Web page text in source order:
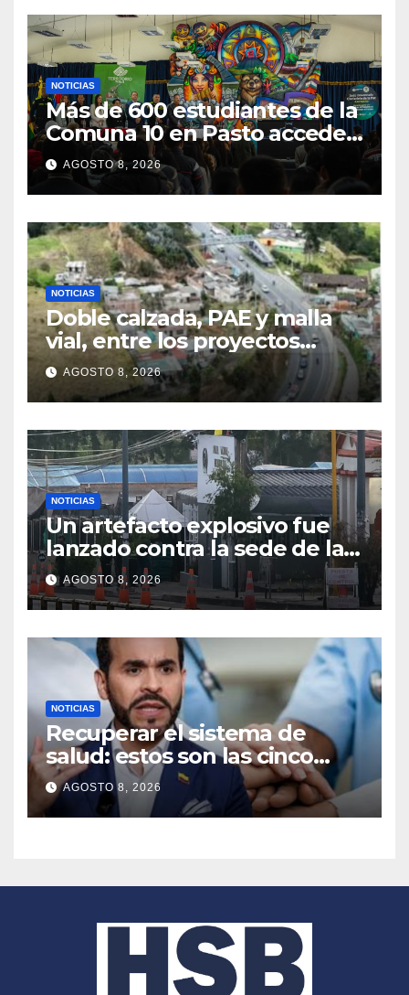
NOTICIAS
Más de 600 estudiantes de la
Comuna 10 en Pasto acceden
a educación superior gratuita
con nuevos programas
AGOSTO 8, 2026
NOTICIAS
Doble calzada, PAE y malla
vial, entre los proyectos
prioritarios que Pasto
presentará al nuevo
Gobierno Nacional
AGOSTO 8, 2026
NOTICIAS
Un artefacto explosivo fue
lanzado contra la sede de la
Policía Metropolitana de
Pasto: no se registraron
muertos ni heridos
AGOSTO 8, 2026
NOTICIAS
Recuperar el sistema de
salud: estos son las cinco
prioridades para el gobierno
de Abelardo De La Espriella,
según el experto Andrés
AGOSTO 8, 2026